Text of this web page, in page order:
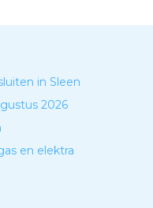
in Sleen
2026
en elektra